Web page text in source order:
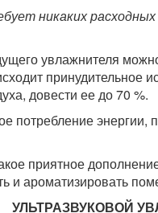
никаких
увлажнителя
принудительное
довести ее до 70 %.
потребление
приятное
и ароматизировать
УЛЬТРАЗВУКОВОЙ